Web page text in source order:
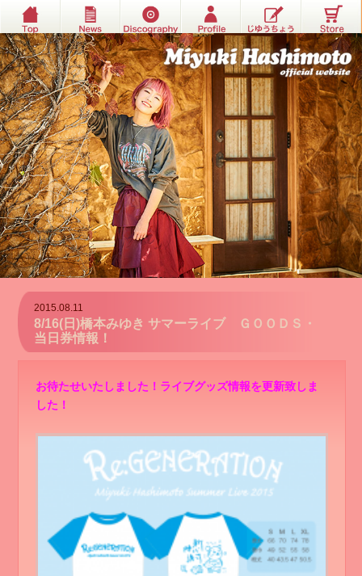
2015.08.11
8/16(日)橋本みゆき サマーライブ ＧＯＯＤＳ・
当日券情報！
お待たせいたしました！ライブグッズ情報を更新致しま
した！